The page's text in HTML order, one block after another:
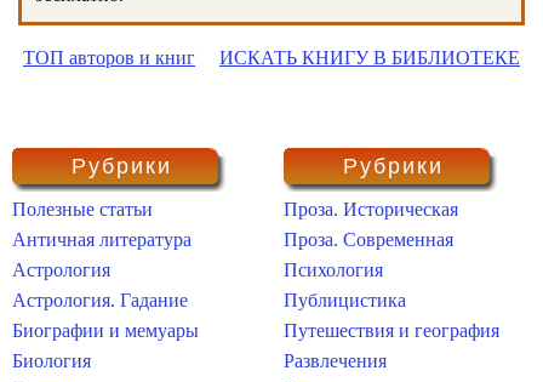
ТОП авторов и книг ИСКАТЬ КНИГУ В БИБЛИОТЕКЕ
Рубрики
Полезные статьи
Античная литература
Астрология
Астрология. Гадание
Биографии и мемуары
Биология
Рубрики
Проза. Историческая
Проза. Современная
Психология
Публицистика
Путешествия и география
Развлечения